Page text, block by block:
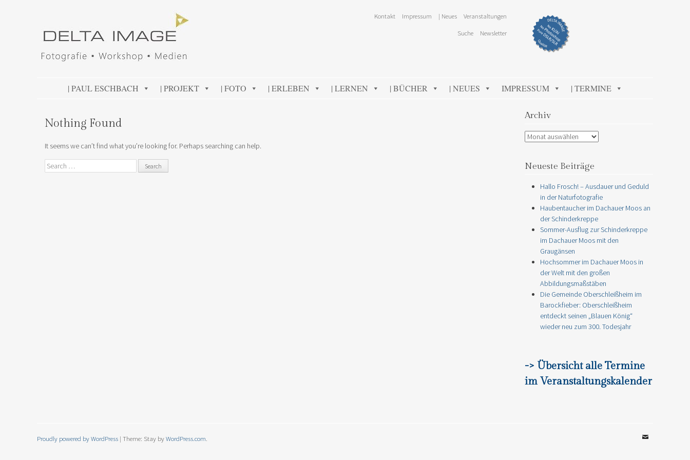
Kontakt Impressum | Neues Veranstaltungen
Suche Newsletter
SKIP TO CONTENT
| PAUL ESCHBACH | PROJEKT | FOTO | ERLEBEN | LERNEN | BÜCHER | NEUES IMPRESSUM | TERMINE
Nothing Found
It seems we can’t find what you’re looking for. Perhaps searching can help.
Search
Archiv
Archiv
Neueste Beiträge
Hallo Frosch! – Ausdauer und Geduld
in der Naturfotografie
Haubentaucher im Dachauer Moos an
der Schinderkreppe
Sommer-Ausflug zur Schinderkreppe
im Dachauer Moos mit den
Graugänsen
Hochsommer im Dachauer Moos in
der Welt mit den großen
Abbildungsmaßstäben
Die Gemeinde Oberschleißheim im
Barockfieber: Oberschleißheim
entdeckt seinen „Blauen König“
wieder neu zum 300. Todesjahr
-> Übersicht alle Termine
im Veranstaltungskalender
Proudly powered by WordPress | Theme: Stay byWordPress.com.